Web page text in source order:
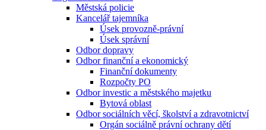
Městská policie
Kancelář tajemníka
Úsek provozně-právní
Úsek správní
Odbor dopravy
Odbor finanční a ekonomický
Finanční dokumenty
Rozpočty PO
Odbor investic a městského majetku
Bytová oblast
Odbor sociálních věcí, školství a zdravotnictví
Orgán sociálně právní ochrany dětí